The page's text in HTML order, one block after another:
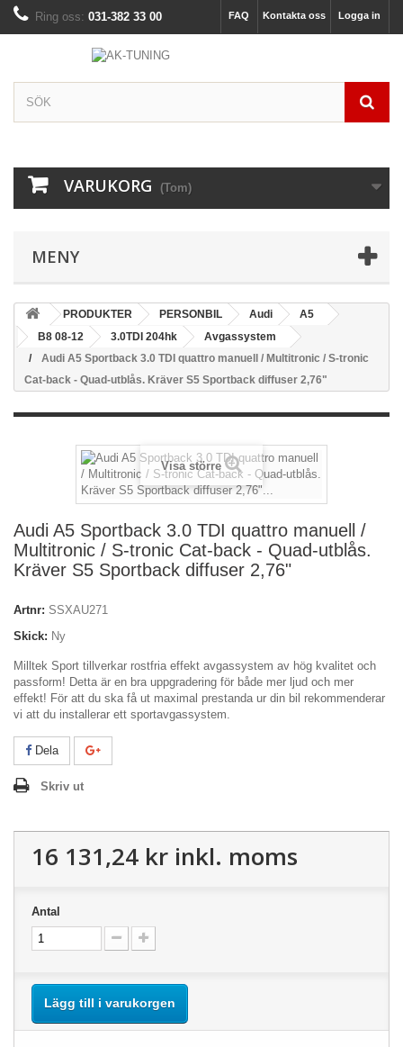
Logga in
Kontakta oss
FAQ
Ring oss: 031-382 33 00
VARUKORG (Tom)
MENY
PRODUKTER PERSONBIL Audi
A5
B8 08-12
3.0TDI 204hk
Avgassystem
Audi A5 Sportback 3.0 TDI quattro manuell / Multitronic / S-tronic
Cat-back - Quad-utblås. Kräver S5 Sportback diffuser 2,76"
Visa större
Audi A5 Sportback 3.0 TDI quattro manuell /
Multitronic / S-tronic Cat-back - Quad-utblås.
Kräver S5 Sportback diffuser 2,76"
Artnr: SSXAU271
Skick: Ny
Milltek Sport tillverkar rostfria effekt avgassystem av hög kvalitet och
passform! Detta är en bra uppgradering för både mer ljud och mer
effekt! För att du ska få ut maximal prestanda ur din bil rekommenderar
vi att du installerar ett sportavgassystem.
Dela
Skriv ut
16 131,24 kr inkl. moms
Antal
Lägg till i varukorgen